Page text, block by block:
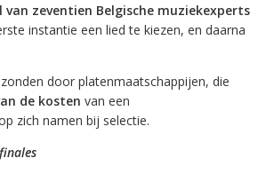
van zeventien Belgische muziekexperts
instantie een lied te kiezen, en daarna
door platenmaatschappijen, die
de kosten van een
zich namen bij selectie.